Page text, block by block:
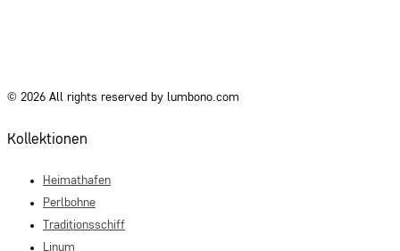
© 2026 All rights reserved by lumbono.com
Kollektionen
Heimathafen
Perlbohne
Traditionsschiff
Linum